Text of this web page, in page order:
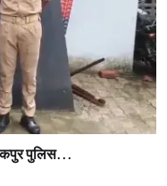
पुलिस...